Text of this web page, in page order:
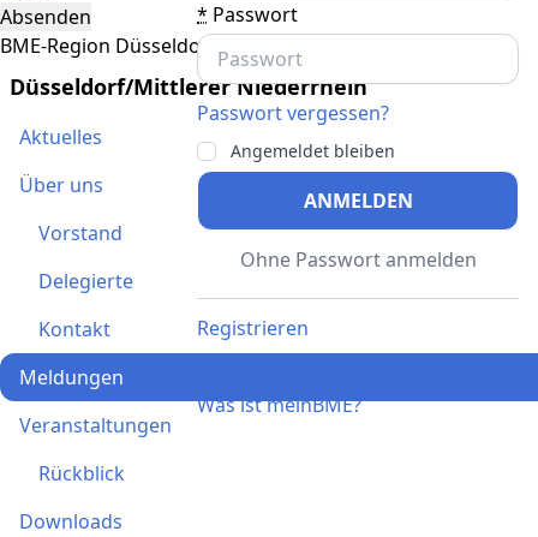
* Passwort
Passwort vergessen?
Angemeldet bleiben
ANMELDEN
Ohne Passwort anmelden
Registrieren
Was ist meinBME?
Absenden
BME-Region Düsseldorf/Mittlerer Niederrhein
Düsseldorf/Mittlerer Niederrhein
Aktuelles
Über uns
Vorstand
Delegierte
Kontakt
Meldungen
Veranstaltungen
Rückblick
Downloads